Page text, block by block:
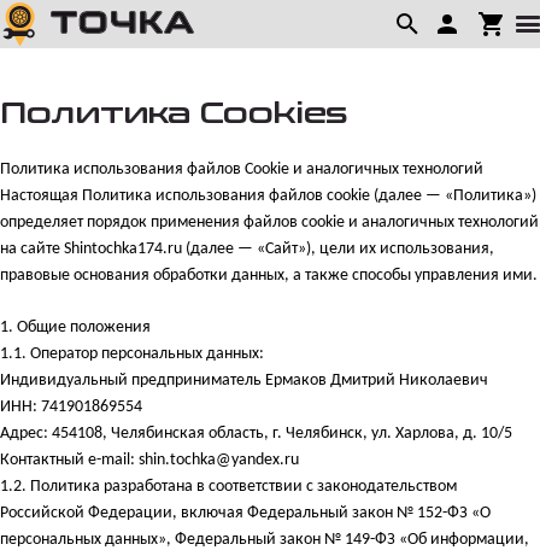
Политика Cookies
Политика использования файлов Cookie и аналогичных технологий
Настоящая Политика использования файлов cookie (далее — «Политика»)
определяет порядок применения файлов cookie и аналогичных технологий
на сайте Shintochka174.ru (далее — «Сайт»), цели их использования,
правовые основания обработки данных, а также способы управления ими.
1. Общие положения
1.1. Оператор персональных данных:
Индивидуальный предприниматель Ермаков Дмитрий Николаевич
ИНН: 741901869554
Адрес: 454108, Челябинская область, г. Челябинск, ул. Харлова, д. 10/5
Контактный e-mail: shin.tochka@yandex.ru
1.2. Политика разработана в соответствии с законодательством
Российской Федерации, включая Федеральный закон № 152-ФЗ «О
персональных данных», Федеральный закон № 149-ФЗ «Об информации,